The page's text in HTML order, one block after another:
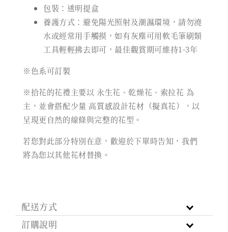
包裝：透明提盒
養護方式：避免陽光照射及潮濕環境，請勿澆
水或經常用手觸摸，如有灰塵可用軟毛筆刷類
工具輕輕拂去即可，最佳觀賞期可維持1-3年
※色系可訂製
※拾花的花禮主要以 永生花、乾燥花、索拉花 為
主，並會搭配少量 高質感設計花材（擬真花），以
呈現更自然的線條與完整的花型。
若您對此部分特別在意，歡迎於下單時告知，我們
將為您以其他花材替換。
配送方式
訂購說明